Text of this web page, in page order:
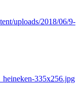
uploads/2018/06/9-
335x256.jpg